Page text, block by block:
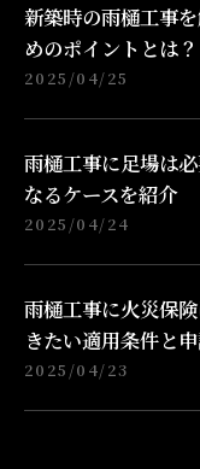
新築時の雨樋工事
めのポイントとは？
2025/04/25
雨樋工事に足場は
なるケースを紹介
2025/04/24
雨樋工事に火災保
きたい適用条件と
2025/04/23